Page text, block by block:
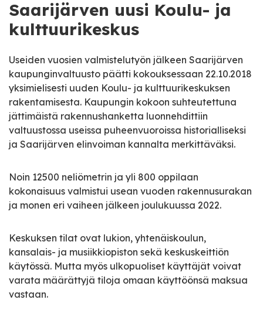
Saarijärven uusi Koulu- ja
kulttuurikeskus
Useiden vuosien valmistelutyön jälkeen Saarijärven
kaupunginvaltuusto päätti kokouksessaan 22.10.2018
yksimielisesti uuden Koulu- ja kulttuurikeskuksen
rakentamisesta. Kaupungin kokoon suhteutettuna
jättimäistä rakennushanketta luonnehdittiin
valtuustossa useissa puheenvuoroissa historialliseksi
ja Saarijärven elinvoiman kannalta merkittäväksi.
Noin 12500 neliömetrin ja yli 800 oppilaan
kokonaisuus valmistui usean vuoden rakennusurakan
ja monen eri vaiheen jälkeen joulukuussa 2022.
Keskuksen tilat ovat lukion, yhtenäiskoulun,
kansalais- ja musiikkiopiston sekä keskuskeittiön
käytössä. Mutta myös ulkopuoliset käyttäjät voivat
varata määrättyjä tiloja omaan käyttöönsä maksua
vastaan.